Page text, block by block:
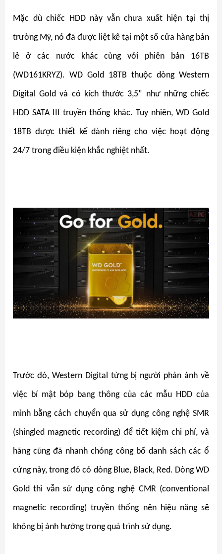
Mặc dù chiếc HDD này vẫn chưa xuất hiện tại thị
trường Mỹ, nó đã được liệt kê tại một số cửa hàng bán
lẻ ở các nước khác cùng với phiên bản 16TB
(WD161KRYZ). WD Gold 18TB thuộc dòng Western
Digital Gold và có kích thước 3,5” như những chiếc
HDD SATA III truyền thống khác. Tuy nhiên, WD Gold
18TB được thiết kế dành riêng cho việc hoạt động
24/7 trong điều kiện khắc nghiệt nhất.
Trước đó, Western Digital từng bị người phản ánh về
việc bí mật bóp bang thông của các mẫu HDD của
mình bằng cách chuyển qua sử dụng công nghệ SMR
(shingled magnetic recording) để tiết kiệm chi phí, và
hãng cũng đã nhanh chóng công bố danh sách các ổ
cứng này, trong đó có dòng Blue, Black, Red. Dòng WD
Gold thì vẫn sử dụng công nghệ CMR (conventional
magnetic recording) truyền thống nên hiệu năng sẽ
không bị ảnh hưởng trong quá trình sử dụng.